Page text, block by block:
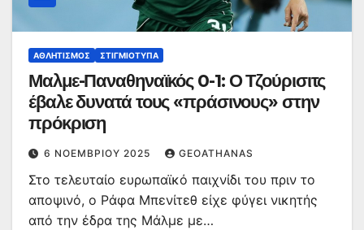
ΑΘΛΗΤΙΣΜΌΣ ΣΤΙΓΜΙΌΤΥΠΑ
Μαλμε-Παναθηναϊκός 0-1: Ο Τζούρισιτς
έβαλε δυνατά τους «πράσινους» στην
πρόκριση
6 ΝΟΕΜΒΡΊΟΥ 2025 GEOATHANAS
Στο τελευταίο ευρωπαϊκό παιχνίδι του πριν το
αποψινό, ο Ράφα Μπενίτεθ είχε φύγει νικητής
από την έδρα της Μάλμε με…